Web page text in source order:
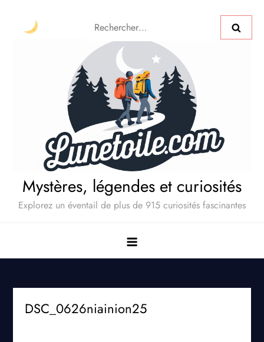
Mystères, légendes et curiosités
Explorez un éventail de plus de 915 curiosités fascinantes
DSC_0626niainion25